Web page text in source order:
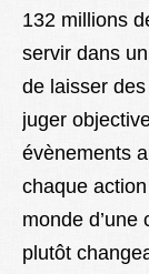
132 millions
servir dans
de laisser
juger
évènements
chaque
monde
plutôt